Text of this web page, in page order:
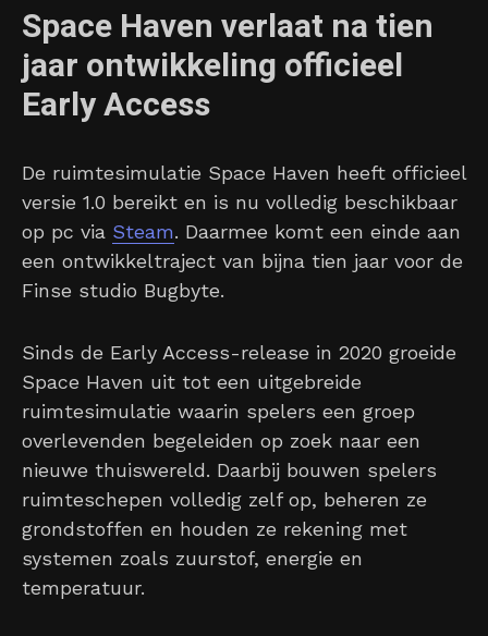
Space Haven verlaat na tien
jaar ontwikkeling officieel
Early Access
De ruimtesimulatie Space Haven heeft officieel
versie 1.0 bereikt en is nu volledig beschikbaar
op pc via Steam. Daarmee komt een einde aan
een ontwikkeltraject van bijna tien jaar voor de
Finse studio Bugbyte.
Sinds de Early Access-release in 2020 groeide
Space Haven uit tot een uitgebreide
ruimtesimulatie waarin spelers een groep
overlevenden begeleiden op zoek naar een
nieuwe thuiswereld. Daarbij bouwen spelers
ruimteschepen volledig zelf op, beheren ze
grondstoffen en houden ze rekening met
systemen zoals zuurstof, energie en
temperatuur.